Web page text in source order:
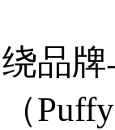
品